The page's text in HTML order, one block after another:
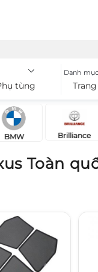
tùng
Danh mục
Trang
BMW Brilliance
Toàn